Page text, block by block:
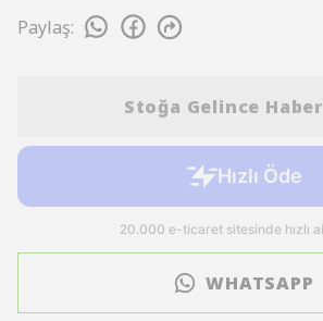
Paylaş:
Stoğa Gelince
WHATSAPP